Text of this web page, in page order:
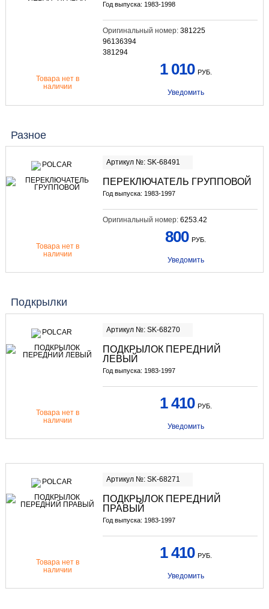
Год выпуска: 1983-1998
Оригинальный номер: 381225
96136394
381294
Товара нет в
наличии
1 010 РУБ.
Уведомить
Разное
Артикул №: SK-68491
ПЕРЕКЛЮЧАТЕЛЬ ГРУППОВОЙ
Год выпуска: 1983-1997
Оригинальный номер: 6253.42
Товара нет в
наличии
800 РУБ.
Уведомить
Подкрылки
Артикул №: SK-68270
ПОДКРЫЛОК ПЕРЕДНИЙ
ЛЕВЫЙ
Год выпуска: 1983-1997
Товара нет в
наличии
1 410 РУБ.
Уведомить
Артикул №: SK-68271
ПОДКРЫЛОК ПЕРЕДНИЙ
ПРАВЫЙ
Год выпуска: 1983-1997
Товара нет в
наличии
1 410 РУБ.
Уведомить